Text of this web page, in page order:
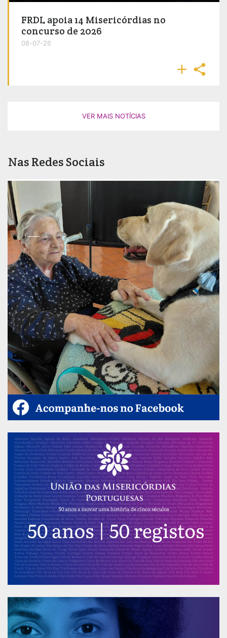
FRDL apoia 14 Misericórdias no
concurso de 2026
08-07-26
 
VER MAIS NOTÍCIAS
Nas Redes Sociais